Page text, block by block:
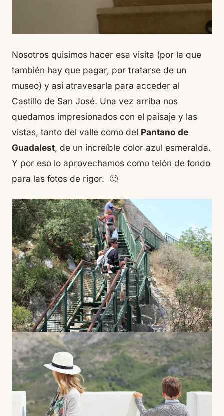
Nosotros quisimos hacer esa visita (por la que
también hay que pagar, por tratarse de un
museo) y así atravesarla para acceder al
Castillo de San José. Una vez arriba nos
quedamos impresionados con el paisaje y las
vistas, tanto del valle como del Pantano de
Guadalest, de un increíble color azul esmeralda.
Y por eso lo aprovechamos como telón de fondo
para las fotos de rigor. 🙂